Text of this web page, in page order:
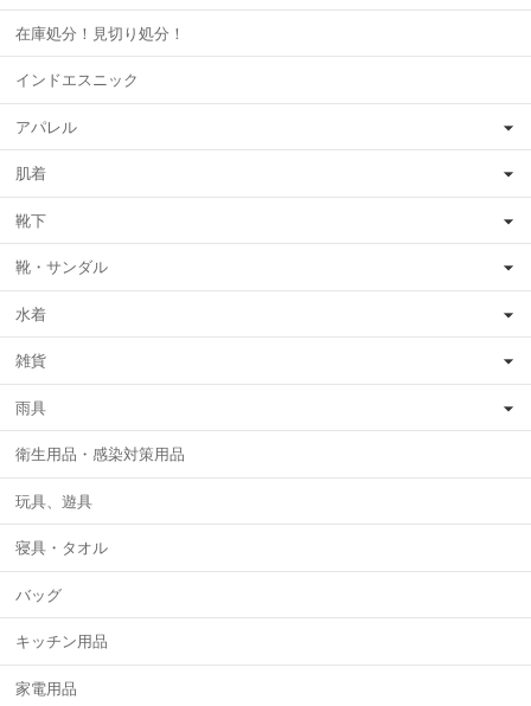
在庫処分！見切り処分！
インドエスニック
アパレル
肌着
靴下
靴・サンダル
水着
雑貨
雨具
衛生用品・感染対策用品
玩具、遊具
寝具・タオル
バッグ
キッチン用品
家電用品